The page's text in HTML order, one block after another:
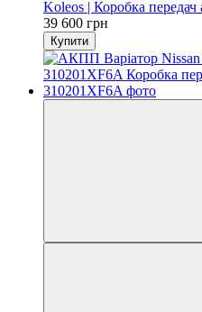
Koleos | Коробка передач
39 600 грн
Купити